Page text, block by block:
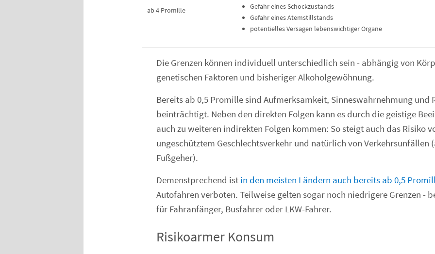
ab 4 Promille
Gefahr eines Schockzustands
Gefahr eines Atemstillstands
potentielles Versagen lebenswichtiger Organe
Die Grenzen können individuell unterschiedlich sein - abhängig von
genetischen Faktoren und bisheriger Alkoholgewöhnung.
Bereits ab 0,5 Promille sind Aufmerksamkeit, Sinneswahrnehmung und
beinträchtigt. Neben den direkten Folgen kann es durch die geistige
auch zu weiteren indirekten Folgen kommen: So steigt auch das Risiko
ungeschütztem Geschlechtsverkehr und natürlich von Verkehrsunfällen
Fußgeher).
Demenstprechend ist in den meisten Ländern auch bereits ab 0,5
Autofahren verboten. Teilweise gelten sogar noch niedrigere Grenzen -
für Fahranfänger, Busfahrer oder LKW-Fahrer.
Risikoarmer Konsum